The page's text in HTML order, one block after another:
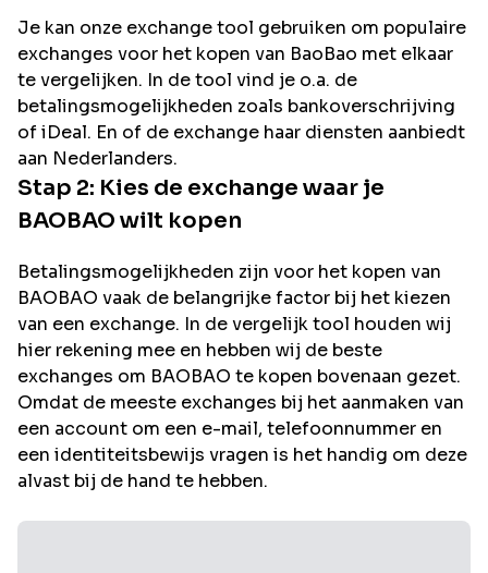
Je kan onze exchange tool gebruiken om populaire
exchanges voor het kopen van BaoBao met elkaar
te vergelijken. In de tool vind je o.a. de
betalingsmogelijkheden zoals bankoverschrijving
of iDeal. En of de exchange haar diensten aanbiedt
aan Nederlanders.
Stap 2: Kies de exchange waar je
BAOBAO wilt kopen
Betalingsmogelijkheden zijn voor het kopen van
BAOBAO vaak de belangrijke factor bij het kiezen
van een exchange. In de vergelijk tool houden wij
hier rekening mee en hebben wij de beste
exchanges om BAOBAO te kopen bovenaan gezet.
Omdat de meeste exchanges bij het aanmaken van
een account om een e-mail, telefoonnummer en
een identiteitsbewijs vragen is het handig om deze
alvast bij de hand te hebben.